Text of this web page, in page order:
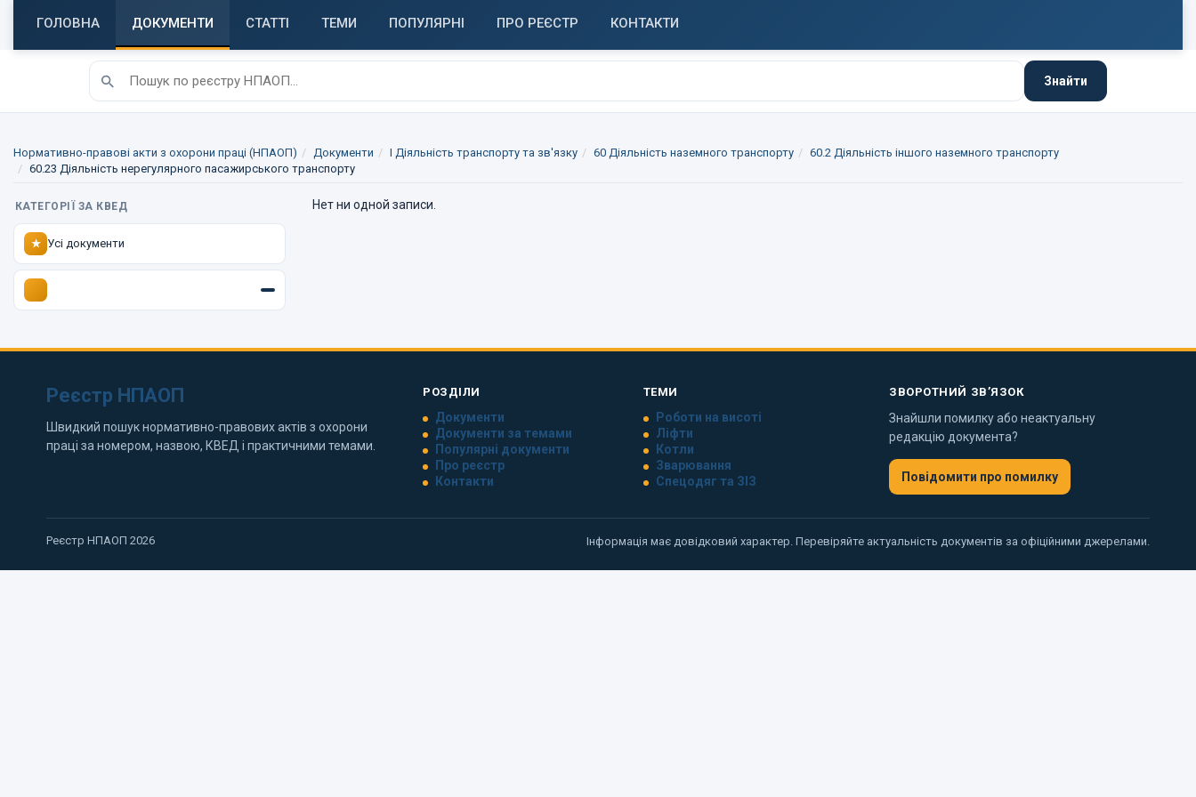
ГОЛОВНА ДОКУМЕНТИ СТАТТІ ТЕМИ ПОПУЛЯРНІ ПРО РЕЄСТР КОНТАКТИ
Знайти
Нормативно-правові акти з охорони праці (НПАОП) Документи I Діяльність транспорту та зв'язку 60 Діяльність наземного транспорту
60.2 Діяльність іншого наземного транспорту
60.23 Діяльність нерегулярного пасажирського транспорту
КАТЕГОРІЇ ЗА КВЕД
★ Усі документи
Нет ни одной записи.
Реєстр НПАОП
Швидкий пошук нормативно-правових актів з охорони
праці за номером, назвою, КВЕД і практичними темами.
РОЗДІЛИ
Документи
Документи за темами
Популярні документи
Про реєстр
Контакти
ТЕМИ
Роботи на висоті
Ліфти
Котли
Зварювання
Спецодяг та ЗІЗ
ЗВОРОТНИЙ ЗВ’ЯЗОК
Знайшли помилку або неактуальну
редакцію документа?
Повідомити про помилку
Реєстр НПАОП 2026 Інформація має довідковий характер. Перевіряйте актуальність документів за офіційними джерелами.